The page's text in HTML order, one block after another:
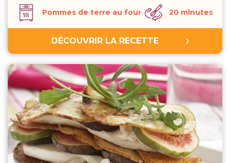
Pommes de terre au four 20 minutes
DÉCOUVRIR LA RECETTE